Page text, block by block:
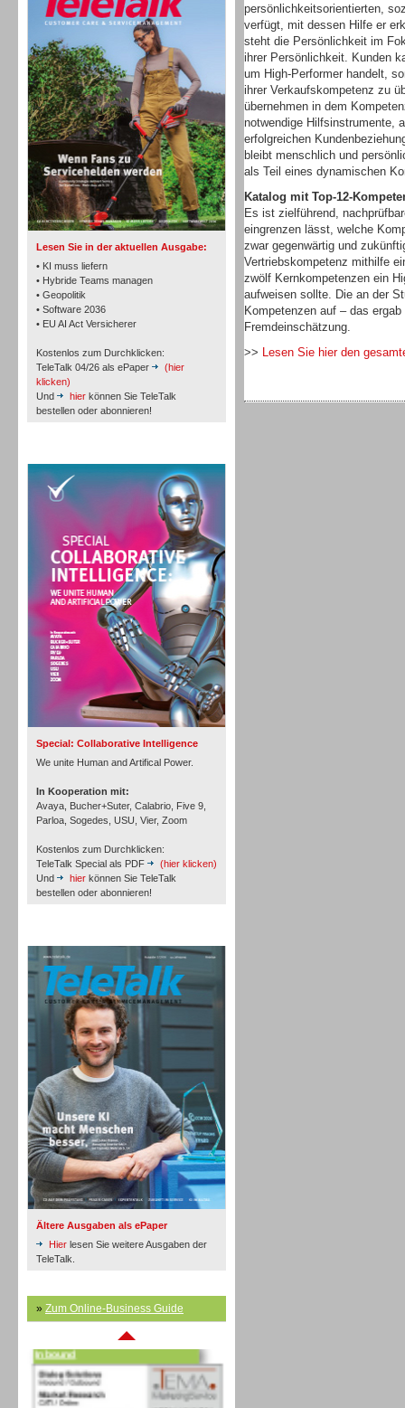
Lesen Sie in der aktuellen Ausgabe:
• KI muss liefern
• Hybride Teams managen
• Geopolitik
• Software 2036
• EU AI Act Versicherer
Kostenlos zum Durchklicken:
TeleTalk 04/26 als ePaper
(hier
klicken)
Und
hier können Sie TeleTalk
bestellen oder abonnieren!
Special: Collaborative Intelligence
We unite Human and Artifical Power.
In Kooperation mit:
Avaya, Bucher+Suter, Calabrio, Five 9,
Parloa, Sogedes, USU, Vier, Zoom
Kostenlos zum Durchklicken:
TeleTalk Special als PDF
(hier klicken)
Und
hier können Sie TeleTalk
bestellen oder abonnieren!
Ältere Ausgaben als ePaper
Hier lesen Sie weitere Ausgaben der
TeleTalk.
» Zum Online-Business Guide
TK- und ACD-Systeme
Workforce-Management
Personal
Inbound
Inbound
Inbound
persönlichkeitsorientierten,
verfügt, mit dessen Hilfe er
steht die Persönlichkeit im
ihrer Persönlichkeit. Kunden
um High-Performer handelt,
ihrer Verkaufskompetenz zu
übernehmen in dem
notwendige Hilfsinstrumente,
erfolgreichen
bleibt menschlich und
als Teil eines dynamischen
Katalog mit Top-12-
Es ist zielführend,
eingrenzen lässt, welche
zwar gegenwärtig und
Vertriebskompetenz mithilfe
zwölf Kernkompetenzen ein
aufweisen sollte. Die an der
Kompetenzen auf – das
Fremdeinschätzung.
>> Lesen Sie hier den